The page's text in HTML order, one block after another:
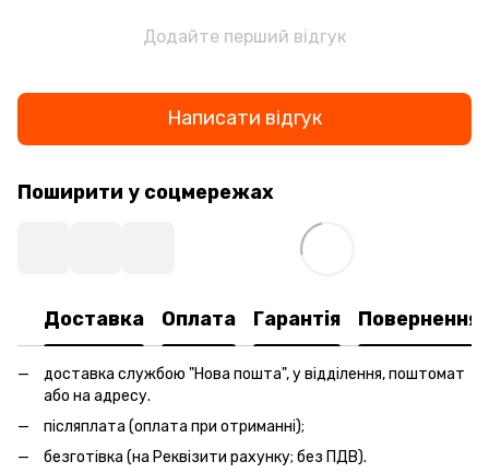
Додайте перший відгук
Написати відгук
Поширити у соцмережах
Доставка Оплата Гарантія Повернення
доставка службою "Нова пошта", у відділення, поштомат
або на адресу.
післяплата (оплата при отриманні);
безготівка (на Реквізити рахунку; без ПДВ).